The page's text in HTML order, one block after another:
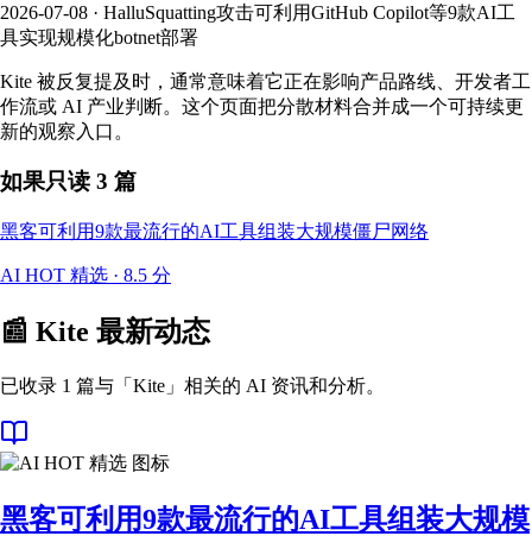
2026-07-08 · HalluSquatting攻击可利用GitHub Copilot等9款AI工
具实现规模化botnet部署
Kite 被反复提及时，通常意味着它正在影响产品路线、开发者工
作流或 AI 产业判断。这个页面把分散材料合并成一个可持续更
新的观察入口。
如果只读 3 篇
黑客可利用9款最流行的AI工具组装大规模僵尸网络
AI HOT 精选 · 8.5 分
📰 Kite 最新动态
已收录 1 篇与「Kite」相关的 AI 资讯和分析。
黑客可利用9款最流行的AI工具组装大规模